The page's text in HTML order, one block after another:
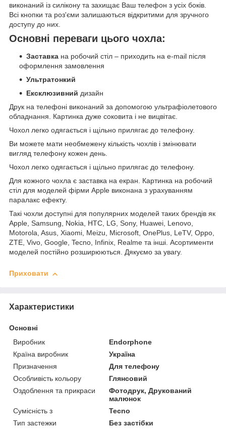
виконаний із силікону та захищає Ваш телефон з усіх боків.
Всі кнопки та роз'єми залишаються відкритими для зручного
доступу до них.
Основні переваги цього чохла:
Заставка на робочий стіл – приходить на e-mail після
оформлення замовлення
Ультратонкий
Ексклюзивний дизайн
Друк на телефоні виконаний за допомогою ультрафіолетового
обладнання. Картинка дуже соковита і не вицвітає.
Чохол легко одягається і щільно прилягає до телефону.
Ви можете мати необмежену кількість чохлів і змінювати
вигляд телефону кожен день.
Чохол легко одягається і щільно прилягає до телефону.
Для кожного чохла є заставка на екран. Картинка на робочий
стіл для моделей фірми Apple виконана з урахуванням
паралакс ефекту.
Такі чохли доступні для популярних моделей таких брендів як
Apple, Samsung, Nokia, HTC, LG, Sony, Huawei, Lenovo,
Motorola, Asus, Xiaomi, Meizu, Microsoft, OnePlus, LeTV, Oppo,
ZTE, Vivo, Google, Tecno, Infinix, Realme та інші. Асортименти
моделей постійно розширюються. Дякуємо за увагу.
Приховати
Характеристики
Основні
Виробник
Endorphone
Країна виробник
Україна
Призначення
Для телефону
Особливість кольору
Глянсовий
Оздоблення та прикраси
Фотодрук, Друкований
малюнок
Сумісність з
Tecno
Тип застежки
Без застібки